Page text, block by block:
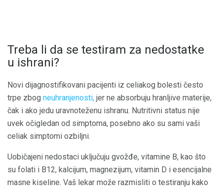
Treba li da se testiram za nedostatke
u ishrani?
Novi dijagnostifikovani pacijenti iz celiakog bolesti često
trpe zbog neuhranjenosti, jer ne absorbuju hranljive materije,
čak i ako jedu uravnoteženu ishranu. Nutritivni status nije
uvek očigledan od simptoma, posebno ako su sami vaši
celiak simptomi ozbiljni.
Uobičajeni nedostaci uključuju gvožđe, vitamine B, kao što
su folati i B12, kalcijum, magnezijum, vitamin D i esencijalne
masne kiseline. Vaš lekar može razmisliti o testiranju kako